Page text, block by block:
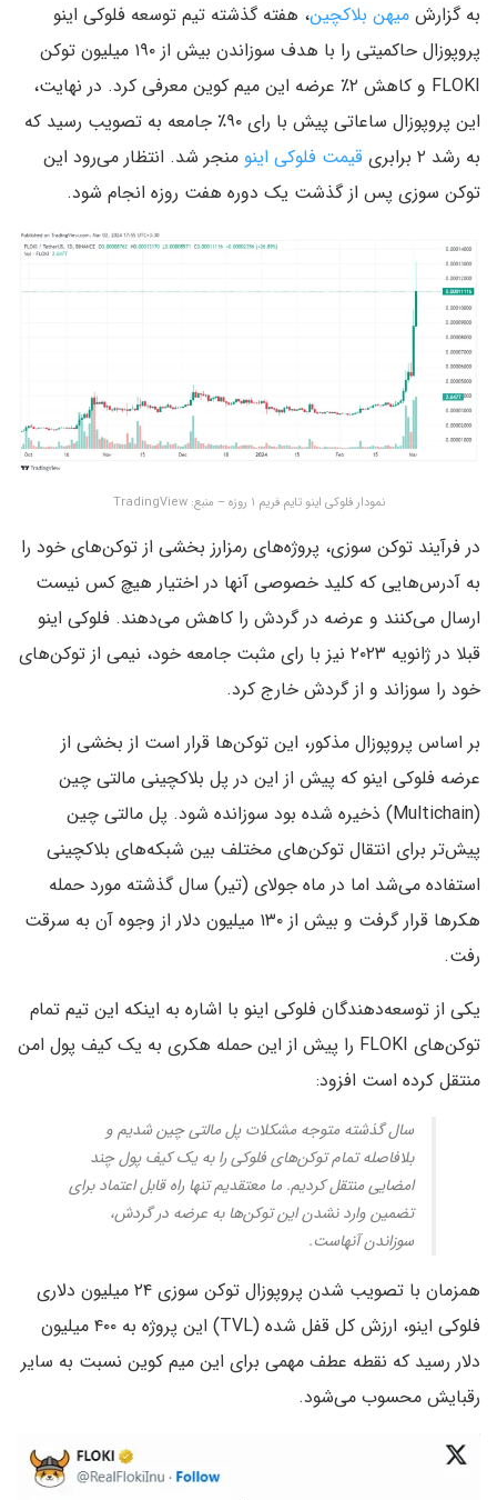
به گزارش میهن بلاکچین، هفته گذشته تیم توسعه فلوکی اینو
پروپوزال حاکمیتی را با هدف سوزاندن بیش از ۱۹۰ میلیون توکن
FLOKI و کاهش ۲٪ عرضه این میم کوین معرفی کرد. در نهایت،
این پروپوزال ساعاتی پیش با رای ۹۰٪ جامعه به تصویب رسید که
به رشد ۲ برابری
قیمت فلوکی اینو منجر شد. انتظار می‌رود این
توکن سوزی پس از گذشت یک دوره هفت روزه انجام شود.
نمودار فلوکی اینو تایم فریم ۱ روزه – منبع: TradingView
در فرآیند توکن سوزی، پروژه‌های رمزارز بخشی از توکن‌های خود را
به آدرس‌هایی که کلید خصوصی آنها در اختیار هیچ کس نیست
ارسال می‌کنند و عرضه در گردش را کاهش می‌دهند. فلوکی اینو
قبلا در ژانویه ۲۰۲۳ نیز با رای مثبت جامعه خود، نیمی از توکن‌های
خود را سوزاند و از گردش خارج کرد.
بر اساس پروپوزال مذکور، این توکن‌ها قرار است از بخشی از
عرضه فلوکی اینو که پیش از این در پل بلاکچینی مالتی چین
(Multichain) ذخیره شده بود سوزانده شود. پل مالتی چین
پیش‌تر برای انتقال توکن‌های مختلف بین شبکه‌های بلاکچینی
استفاده می‌شد اما در ماه جولای (تیر) سال گذشته مورد حمله
هکرها قرار گرفت و بیش از ۱۳۰ میلیون دلار از وجوه آن به سرقت
رفت.
یکی از توسعه‌دهندگان فلوکی اینو با اشاره به اینکه این تیم تمام
توکن‌های FLOKI را پیش از این حمله هکری به یک کیف پول امن
منتقل کرده است افزود:
سال گذشته متوجه مشکلات پل مالتی چین شدیم و
بلافاصله تمام توکن‌های فلوکی را به یک کیف پول چند
امضایی منتقل کردیم. ما معتقدیم تنها راه قابل اعتماد برای
تضمین وارد نشدن این توکن‌ها به عرضه در گردش،
سوزاندن آنهاست.
همزمان با تصویب شدن پروپوزال توکن سوزی ۲۴ میلیون دلاری
فلوکی اینو، ارزش کل قفل شده (TVL) این پروژه به ۴۰۰ میلیون
دلار رسید که نقطه عطف مهمی برای این میم کوین نسبت به سایر
رقبایش محسوب می‌شود.